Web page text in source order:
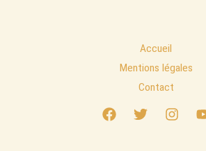
Accueil
Mentions légales
Contact